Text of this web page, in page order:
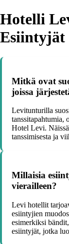
Hotelli
Esiintyjät
Mitkä ovat
joissa
Levitunturilla
tanssitapahtumia,
Hotel Levi.
tanssimisesta ja
Millaisia
vierailleen?
Levi hotellit
esiintyjien
esimerkiksi
esiintyjät, jotka